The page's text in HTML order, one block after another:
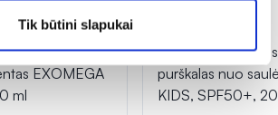
Tik būtini slapukai
ir kūno
EXOMEGA
ml
URIAGE
purškalas nuo
KIDS, SPF50+,